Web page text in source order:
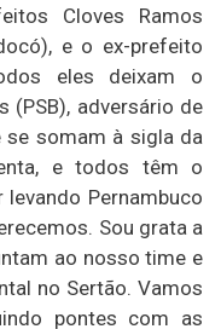
Cloves Ramos
e o ex-prefeito
eles deixam o
(PSB), adversário de
se somam à sigla da
e todos têm o
Pernambuco
Sou grata a
ao nosso time e
no Sertão. Vamos
pontes com as